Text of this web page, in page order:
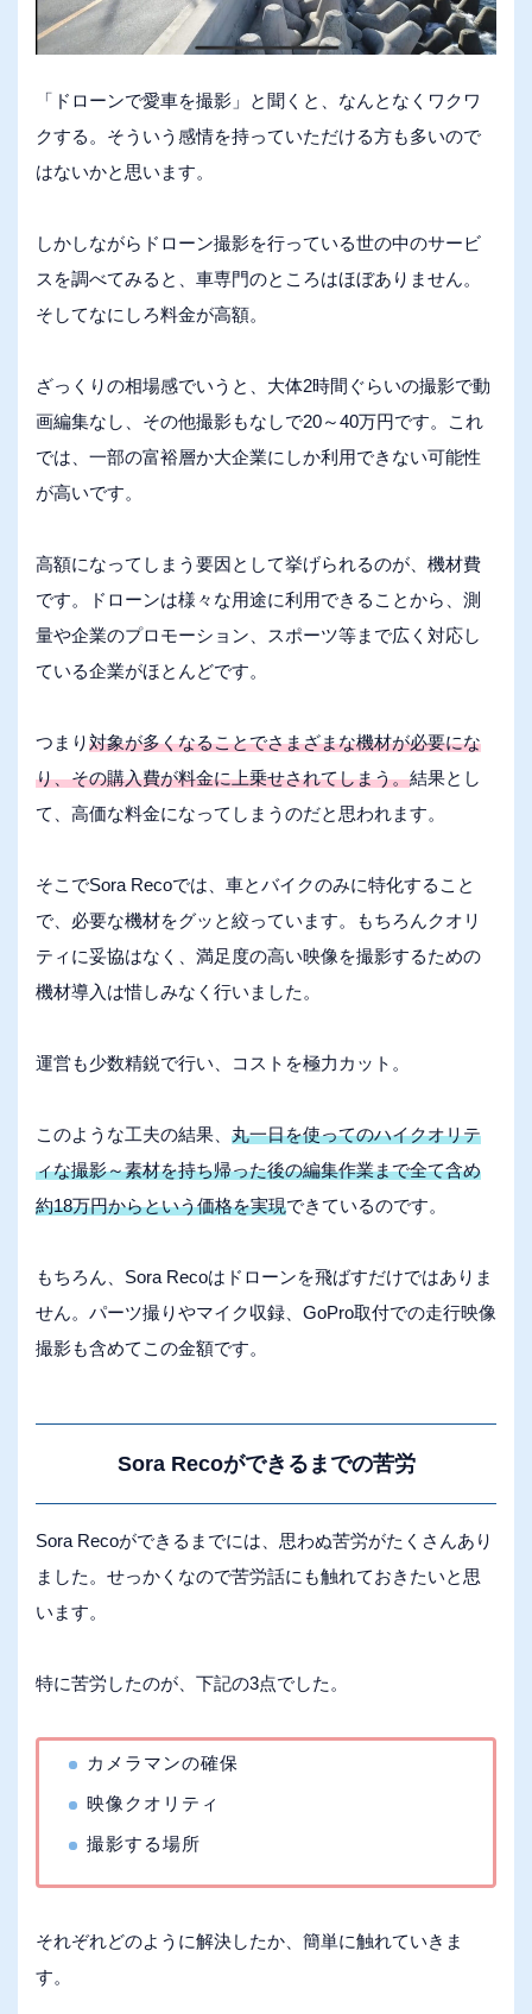
「ドローンで愛車を撮影」と聞くと、なんとなくワクワ
クする。そういう感情を持っていただける方も多いので
はないかと思います。
しかしながらドローン撮影を行っている世の中のサービ
スを調べてみると、車専門のところはほぼありません。
そしてなにしろ料金が高額。
ざっくりの相場感でいうと、大体2時間ぐらいの撮影で動
画編集なし、その他撮影もなしで20～40万円です。これ
では、一部の富裕層か大企業にしか利用できない可能性
が高いです。
高額になってしまう要因として挙げられるのが、機材費
です。ドローンは様々な用途に利用できることから、測
量や企業のプロモーション、スポーツ等まで広く対応し
ている企業がほとんどです。
つまり対象が多くなることでさまざまな機材が必要にな
り、その購入費が料金に上乗せされてしまう。結果とし
て、高価な料金になってしまうのだと思われます。
そこでSora Recoでは、車とバイクのみに特化すること
で、必要な機材をグッと絞っています。もちろんクオリ
ティに妥協はなく、満足度の高い映像を撮影するための
機材導入は惜しみなく行いました。
運営も少数精鋭で行い、コストを極力カット。
このような工夫の結果、 丸一日を使ってのハイクオリテ
ィな撮影～素材を持ち帰った後の編集作業まで全て含め
約18万円からという価格を実現できているのです。
もちろん、Sora Recoはドローンを飛ばすだけではありま
せん。パーツ撮りやマイク収録、GoPro取付での走行映像
撮影も含めてこの金額です。
Sora Recoができるまでの苦労
Sora Recoができるまでには、思わぬ苦労がたくさんあり
ました。せっかくなので苦労話にも触れておきたいと思
います。
特に苦労したのが、下記の3点でした。
カメラマンの確保
映像クオリティ
撮影する場所
それぞれどのように解決したか、簡単に触れていきま
す。